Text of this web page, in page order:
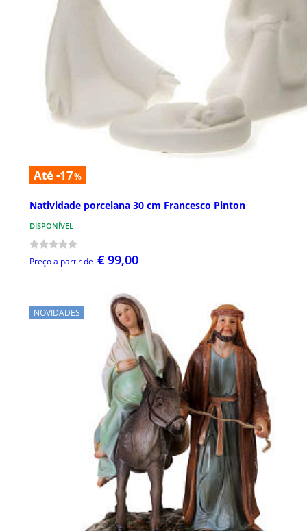
Até -17%
Natividade porcelana 30 cm Francesco Pinton
DISPONÍVEL
Preço a partir de € 99,00
NOVIDADES